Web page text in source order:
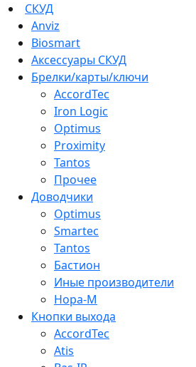
СКУД
Anviz
Biosmart
Аксессуары СКУД
Брелки/карты/ключи
AccordTec
Iron Logic
Optimus
Proximity
Tantos
Прочее
Доводчики
Optimus
Smartec
Tantos
Бастион
Иные производители
Нора-М
Кнопки выхода
AccordTec
Atis